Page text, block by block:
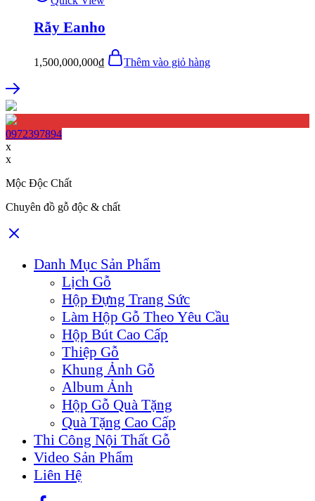
Rẫy Eanho
1,500,000,000₫ Thêm vào giỏ hàng
0972397894
x
x
Mộc Độc Chất
Chuyên đồ gỗ độc & chất
Danh Mục Sản Phẩm
Lịch Gỗ
Hộp Đựng Trang Sức
Làm Hộp Gỗ Theo Yêu Cầu
Hộp Bút Cao Cấp
Thiệp Gỗ
Khung Ảnh Gỗ
Album Ảnh
Hộp Gỗ Quà Tặng
Quà Tặng Cao Cấp
Thi Công Nội Thất Gỗ
Video Sản Phẩm
Liên Hệ